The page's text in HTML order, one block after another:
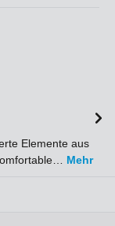
Elemente aus
Mehr